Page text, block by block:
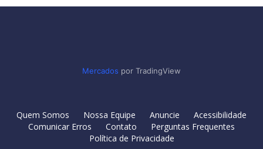
Mercados por TradingView
Quem Somos Nossa Equipe Anuncie
Acessibilidade
Comunicar Erros
Contato
Perguntas Frequentes
Política de Privacidade